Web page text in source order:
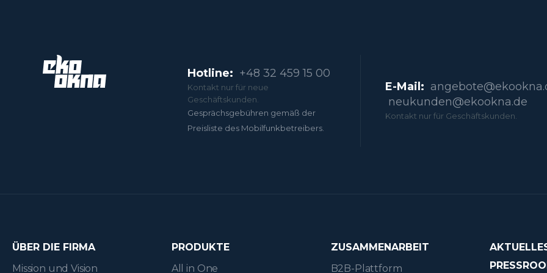
Hotline: +48 32 459 15 00
Kontakt nur für neue
Geschäftskunden.
Gesprächsgebühren gemäß der
Preisliste des Mobilfunkbetreibers.
E-Mail:
neukunden@ekookna.de
Kontakt nur für Geschäftskunden.
ÜBER DIE FIRMA
Mission und Vision
PRODUKTE
All in One
ZUSAMMENARBEIT
B2B-Plattform